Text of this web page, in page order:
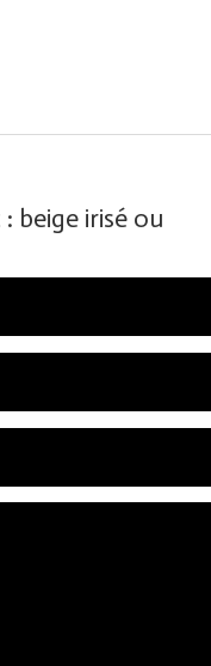
beige irisé ou